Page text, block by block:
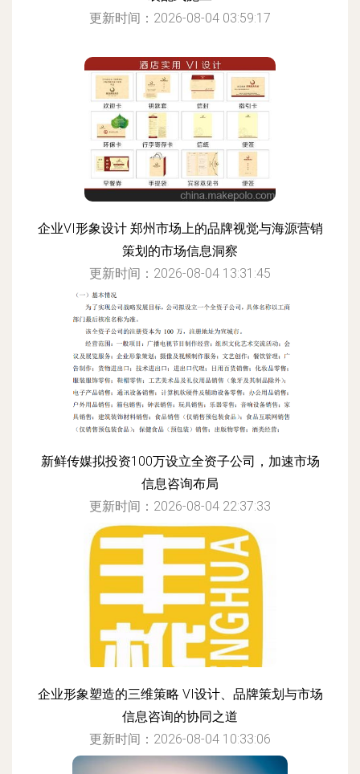
更新时间：2026-08-04 03:59:17
企业VI形象设计 郑州市场上的品牌视觉与海源营销
策划的市场信息洞察
更新时间：2026-08-04 13:31:45
新鲜传媒拟投资100万设立全资子公司，加速市场
信息咨询布局
更新时间：2026-08-04 22:37:33
企业形象塑造的三维策略 VI设计、品牌策划与市场
信息咨询的协同之道
更新时间：2026-08-04 10:33:06